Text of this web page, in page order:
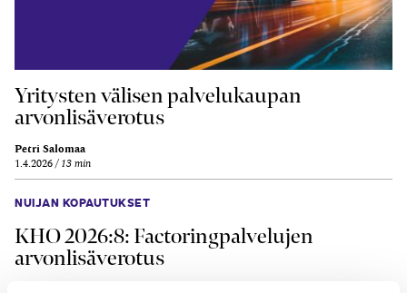
Yritysten välisen palvelukaupan
arvonlisäverotus
Petri Salomaa
1.4.2026 13 min
NUIJAN KOPAUTUKSET
KHO 2026:8: Factoringpalvelujen
arvonlisäverotus